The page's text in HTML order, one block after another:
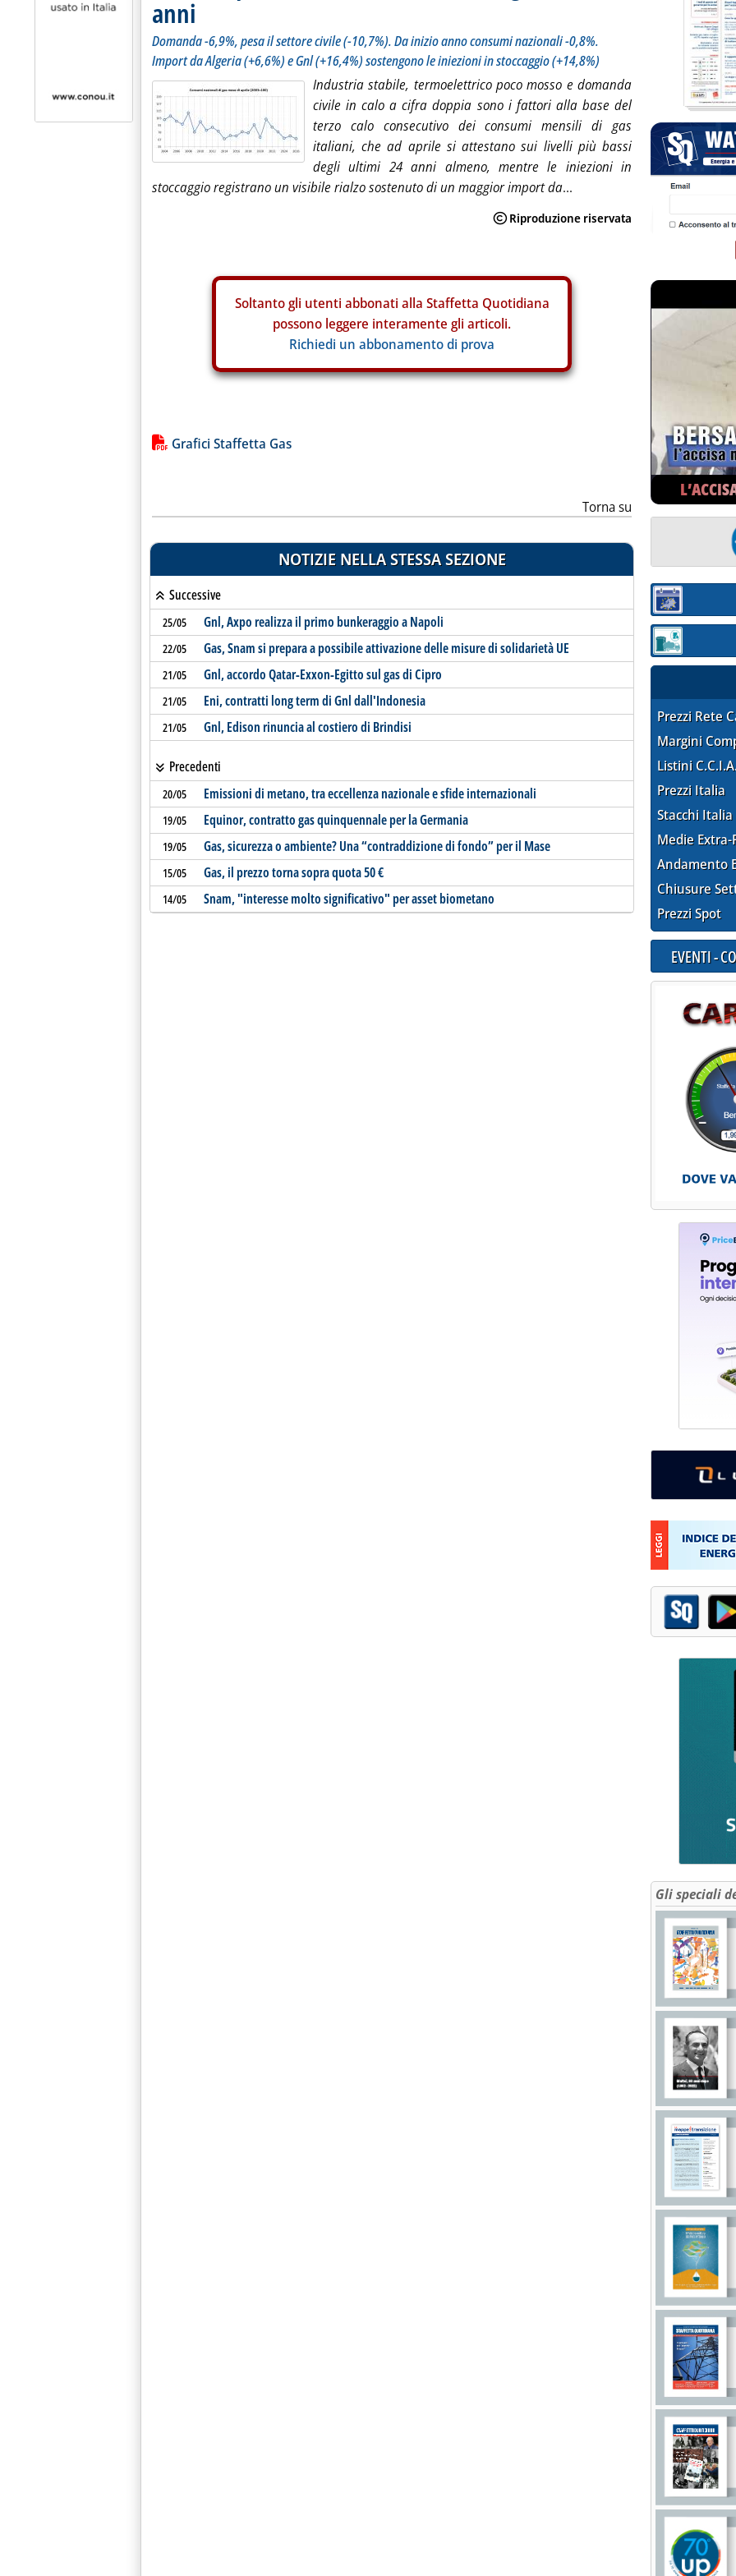
anni
Domanda -6,9%, pesa il settore civile (-10,7%). Da inizio anno consumi nazionali -0,8%.
Import da Algeria (+6,6%) e Gnl (+16,4%) sostengono le iniezioni in stoccaggio (+14,8%)
Industria stabile, termoelettrico poco mosso e domanda
civile in calo a cifra doppia sono i fattori alla base del
terzo calo consecutivo dei consumi mensili di gas
italiani, che ad aprile si attestano sui livelli più bassi
degli ultimi 24 anni almeno, mentre le iniezioni in
stoccaggio registrano un visibile rialzo sostenuto di un maggior import da...
Soltanto gli utenti abbonati alla Staffetta Quotidiana
possono leggere interamente gli articoli.
Richiedi un abbonamento di prova
Lista allegati PDF alla notizia
Grafici Staffetta Gas
Torna su
NOTIZIE NELLA STESSA SEZIONE
Successive
25/05 Gnl, Axpo realizza il primo bunkeraggio a Napoli
22/05 Gas, Snam si prepara a possibile attivazione delle misure di solidarietà UE
21/05 Gnl, accordo Qatar-Exxon-Egitto sul gas di Cipro
21/05 Eni, contratti long term di Gnl dall'Indonesia
21/05 Gnl, Edison rinuncia al costiero di Brindisi
Precedenti
20/05 Emissioni di metano, tra eccellenza nazionale e sfide internazionali
19/05 Equinor, contratto gas quinquennale per la Germania
19/05 Gas, sicurezza o ambiente? Una “contraddizione di fondo” per il Mase
15/05 Gas, il prezzo torna sopra quota 50 €
14/05 Snam, "interesse molto significativo" per asset biometano
Sezione:
Sezione:
Prezzi Rete
Margini
Listini
Prezzi Italia
Stacchi Italia
Medie Extra-
Andamento
Chiusure
Prezzi Spot
EVENTI -
Gli speciali